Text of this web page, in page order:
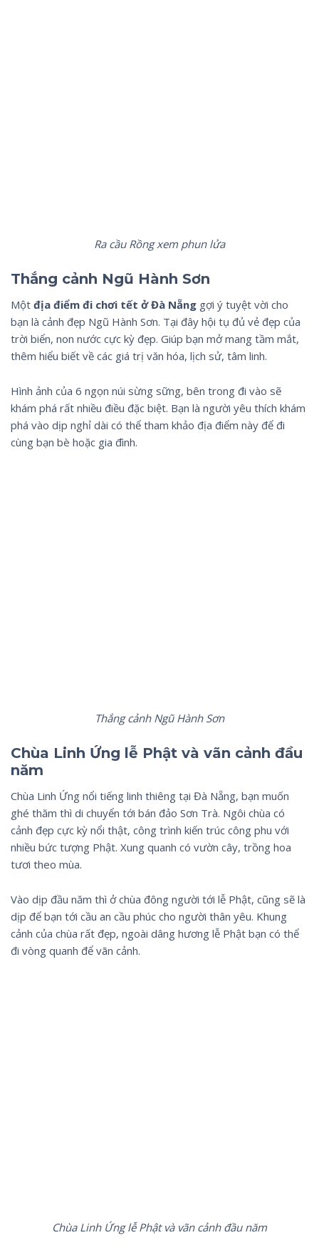
Ra cầu Rồng xem phun lửa
Thắng cảnh Ngũ Hành Sơn
Một địa điểm đi chơi tết ở Đà Nẵng gợi ý tuyệt vời cho
bạn là cảnh đẹp Ngũ Hành Sơn. Tại đây hội tụ đủ vẻ đẹp của
trời biển, non nước cực kỳ đẹp. Giúp bạn mở mang tầm mắt,
thêm hiểu biết về các giá trị văn hóa, lịch sử, tâm linh.
Hình ảnh của 6 ngọn núi sừng sững, bên trong đi vào sẽ
khám phá rất nhiều điều đặc biệt. Bạn là người yêu thích khám
phá vào dịp nghỉ dài có thể tham khảo địa điểm này để đi
cùng bạn bè hoặc gia đình.
Thắng cảnh Ngũ Hành Sơn
Chùa Linh Ứng lễ Phật và vãn cảnh đầu
năm
Chùa Linh Ứng nổi tiếng linh thiêng tại Đà Nẵng, bạn muốn
ghé thăm thì di chuyển tới bán đảo Sơn Trà. Ngôi chùa có
cảnh đẹp cực kỳ nổi thật, công trình kiến trúc công phu với
nhiều bức tượng Phật. Xung quanh có vườn cây, trồng hoa
tươi theo mùa.
Vào dịp đầu năm thì ở chùa đông người tới lễ Phật, cũng sẽ là
dịp để bạn tới cầu an cầu phúc cho người thân yêu. Khung
cảnh của chùa rất đẹp, ngoài dâng hương lễ Phật bạn có thể
đi vòng quanh để vãn cảnh.
Chùa Linh Ứng lễ Phật và vãn cảnh đầu năm